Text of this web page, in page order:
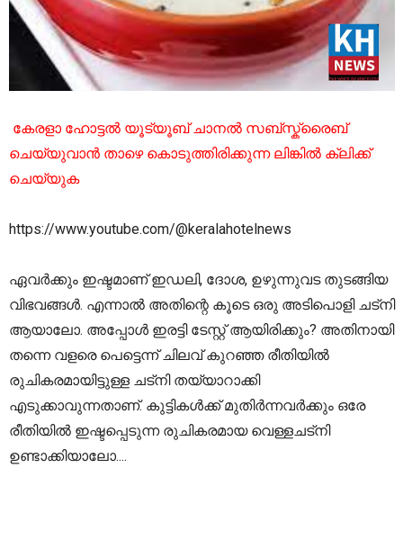
കേരളാ ഹോട്ടൽ യൂട്യൂബ് ചാനൽ സബ്സ്ക്രൈബ്
ചെയ്യുവാൻ താഴെ കൊടുത്തിരിക്കുന്ന ലിങ്കിൽ ക്ലിക്ക്
ചെയ്യുക
https://www.youtube.com/@keralahotelnews
ഏവർക്കും ഇഷ്ടമാണ് ഇഡലി, ദോശ, ഉഴുന്നുവട തുടങ്ങിയ
വിഭവങ്ങൾ. എന്നാൽ അതിന്റെ കൂടെ ഒരു അടിപൊളി ചട്നി
ആയാലോ. അപ്പോൾ ഇരട്ടി ടേസ്റ്റ് ആയിരിക്കും? അതിനായി
തന്നെ വളരെ പെട്ടെന്ന് ചിലവ് കുറഞ്ഞ രീതിയിൽ
രുചികരമായിട്ടുള്ള ചട്നി തയ്യാറാക്കി
എടുക്കാവുന്നതാണ്. കുട്ടികൾക്ക് മുതിർന്നവർക്കും ഒരേ
രീതിയിൽ ഇഷ്ടപ്പെടുന്ന രുചികരമായ വെള്ളചട്നി
ഉണ്ടാക്കിയാലോ....